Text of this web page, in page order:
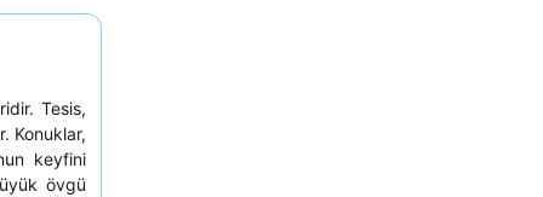
Tesis,
Konuklar,
keyfini
övgü